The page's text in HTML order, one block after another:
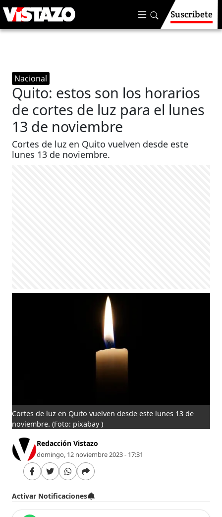
Suscríbete
Nacional
Quito: estos son los horarios
de cortes de luz para el lunes
13 de noviembre
Cortes de luz en Quito vuelven desde este
lunes 13 de noviembre.
Cortes de luz en Quito vuelven desde este lunes 13 de
noviembre. (Foto: pixabay )
Redacción Vistazo
domingo, 12 noviembre 2023 - 17:31
Activar Notificaciones